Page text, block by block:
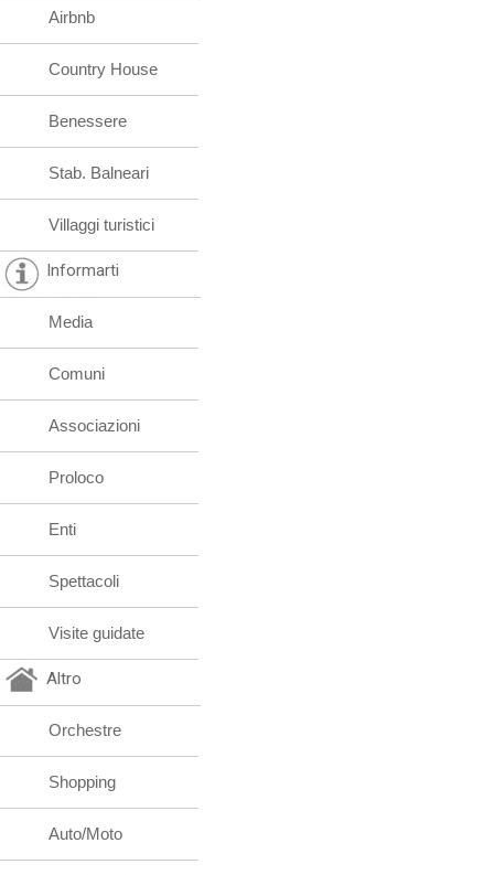
Airbnb
Country House
Benessere
Stab. Balneari
Villaggi turistici
Informarti
Media
Comuni
Associazioni
Proloco
Enti
Spettacoli
Visite guidate
Altro
Orchestre
Shopping
Auto/Moto